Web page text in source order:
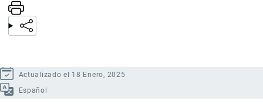
Actualizado el 18 Enero, 2025
Español